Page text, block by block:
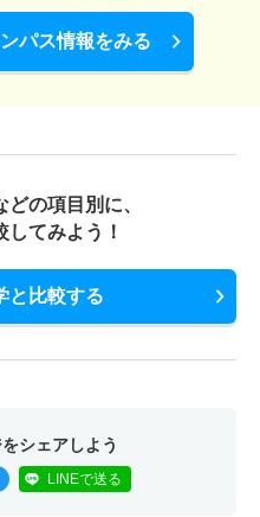
パス情報をみる
の項目別に、
してみよう！
と比較する
シェアしよう
LINEで送る